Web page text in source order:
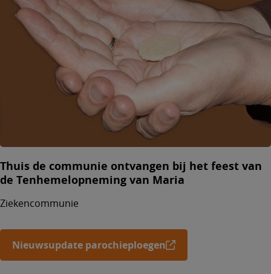
Thuis de communie ontvangen bij het feest van
de Tenhemelopneming van Maria
Ziekencommunie
Nieuwsupdate parochieploegen